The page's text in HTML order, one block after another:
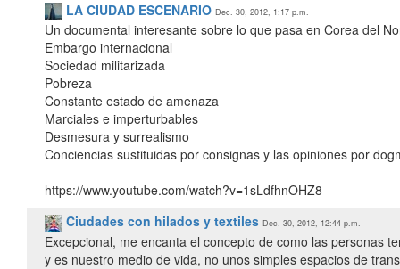
LA CIUDAD ESCENARIO Dec. 30, 2012, 1:17 p.m.
Un documental interesante sobre lo que pasa en Corea del
Embargo internacional
Sociedad militarizada
Pobreza
Constante estado de amenaza
Marciales e imperturbables
Desmesura y surrealismo
Conciencias sustituidas por consignas y las opiniones por
https://www.youtube.com/watch?v=1sLdfhnOHZ8
Ciudades con hilados y textiles Dec. 30, 2012, 12:44 p.m.
Excepcional, me encanta el concepto de como las personas
y es nuestro medio de vida, no unos simples espacios de